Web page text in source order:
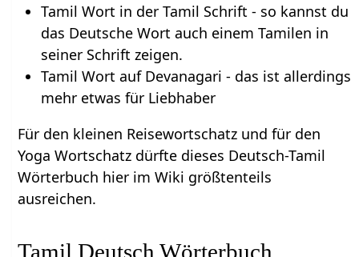
Tamil Wort in der Tamil Schrift - so kannst du
das Deutsche Wort auch einem Tamilen in
seiner Schrift zeigen.
Tamil Wort auf Devanagari - das ist allerdings
mehr etwas für Liebhaber
Für den kleinen Reisewortschatz und für den
Yoga Wortschatz dürfte dieses Deutsch-Tamil
Wörterbuch hier im Wiki größtenteils
ausreichen.
Tamil Deutsch Wörterbuch